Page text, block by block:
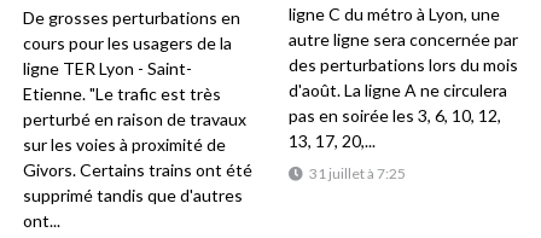
De grosses perturbations en
cours pour les usagers de la
ligne TER Lyon - Saint-
Etienne. "Le trafic est très
perturbé en raison de travaux
sur les voies à proximité de
Givors. Certains trains ont été
supprimé tandis que d'autres
ont...
31 juillet à 7:25
ligne C du métro à Lyon, une
autre ligne sera concernée par
des perturbations lors du mois
d'août. La ligne A ne circulera
pas en soirée les 3, 6, 10, 12,
13, 17, 20,...